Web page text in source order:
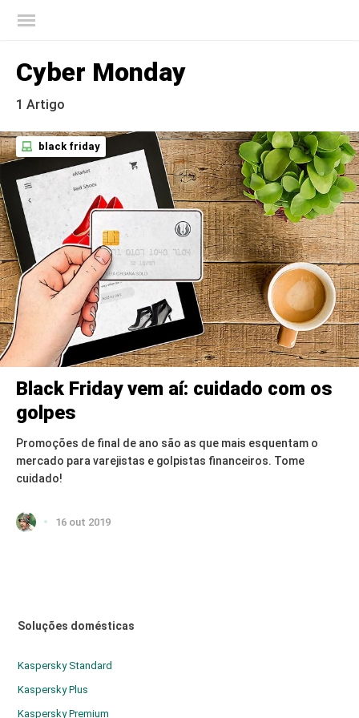
Cyber Monday
1 Artigo
black friday
Black Friday vem aí: cuidado com os
golpes
Promoções de final de ano são as que mais esquentam o
mercado para varejistas e golpistas financeiros. Tome
cuidado!
16 out 2019
Soluções domésticas
Kaspersky Standard
Kaspersky Plus
Kaspersky Premium